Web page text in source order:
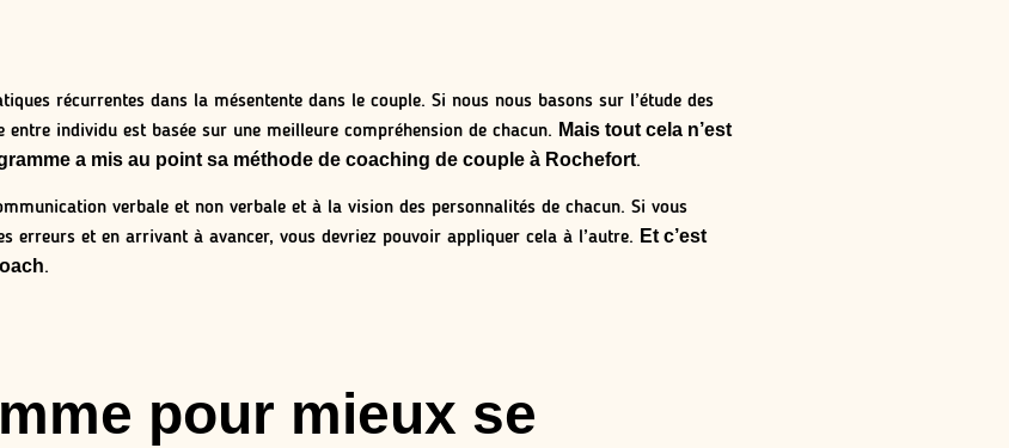
récurrentes dans la mésentente dans le couple. Si nous nous basons sur l’étude des
individu est basée sur une meilleure compréhension de chacun. Mais tout cela n’est
a mis au point sa méthode de coaching de couple à Rochefort.
verbale et non verbale et à la vision des personnalités de chacun. Si vous
erreurs et en arrivant à avancer, vous devriez pouvoir appliquer cela à l’autre. Et c’est
.
pour mieux se